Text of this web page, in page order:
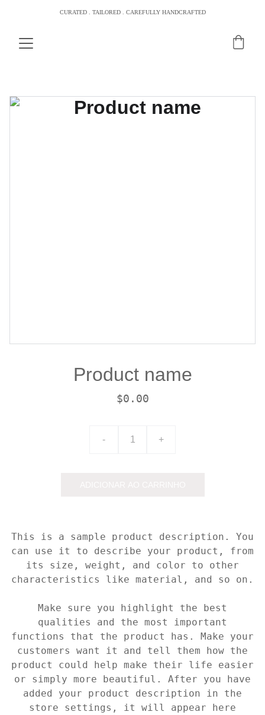
CURATED . TAILORED . CAREFULLY HANDCRAFTED
Product name
$0.00
- +
This is a sample product description. You
can use it to describe your product, from
its size, weight, and color to other
characteristics like material, and so on.
Make sure you highlight the best
qualities and the most important
functions that the product has. Make your
customers want it and tell them how the
product could help make their life easier
or simply more beautiful. After you have
added your product description in the
store settings, it will appear here